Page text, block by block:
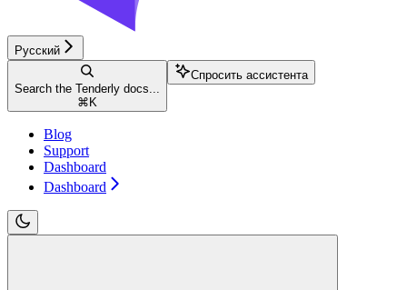
Русский
Search the Tenderly docs...
⌘ K
Спросить ассистента
Blog
Support
Dashboard
Dashboard